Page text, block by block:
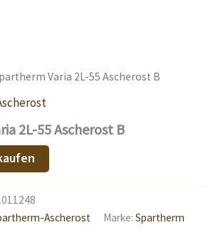
Varia 2L-55 Ascherost B
2L-55 Ascherost B
Ascherost Marke: Spartherm